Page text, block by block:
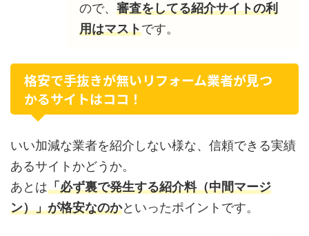
ので、 審査をしてる紹介サイトの利
用はマストです。
格安で手抜きが無いリフォーム業者が見つ
かるサイトはココ！
いい加減な業者を紹介しない様な、信頼できる実績
あるサイトかどうか。
あとは「必ず裏で発生する紹介料（中間マージ
ン）」が格安なのかといったポイントです。